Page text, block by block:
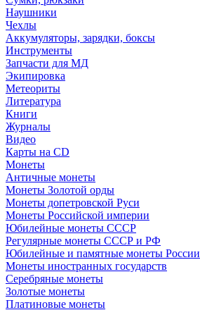
Наушники
Чехлы
Аккумуляторы, зарядки, боксы
Инструменты
Запчасти для МД
Экипировка
Метеориты
Литература
Книги
Журналы
Видео
Карты на CD
Монеты
Античные монеты
Монеты Золотой орды
Монеты допетровской Руси
Монеты Российской империи
Юбилейные монеты СССР
Регулярные монеты СССР и РФ
Юбилейные и памятные монеты России
Монеты иностранных государств
Серебряные монеты
Золотые монеты
Платиновые монеты